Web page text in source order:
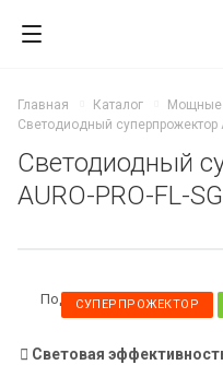
Главная Каталог
Мощные
Светодиодный суперпрожектор
Светодиодный
AURO-PRO-FL-
СУПЕРПРОЖЕКТОР
Под заказ
Световая